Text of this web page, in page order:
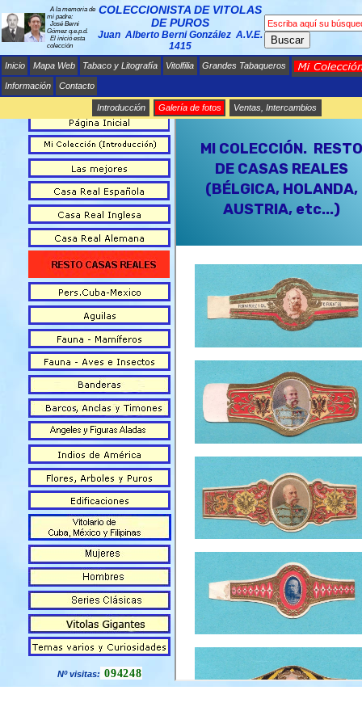
A la memoria de
mi padre:
José Berni
Gómez q.e.p.d.
El inició esta
colección
COLECCIONISTA DE VITOLAS
DE PUROS
Juan Alberto Berni González A.V.E.
1415
Buscar
Inicio Mapa Web Tabaco y Litografía Vitolfilia Grandes Tabaqueros
Información Contacto
Introducción Galería de fotos Ventas, Intercambios
Nº visitas: 094248